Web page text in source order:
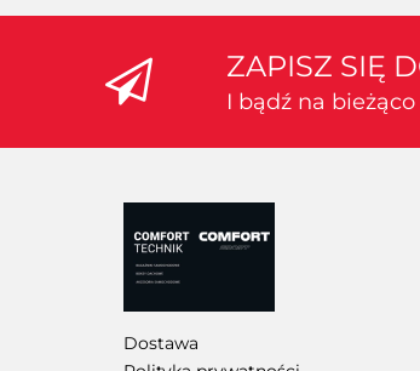
ZAPISZ SIĘ
I bądź na
Dostawa